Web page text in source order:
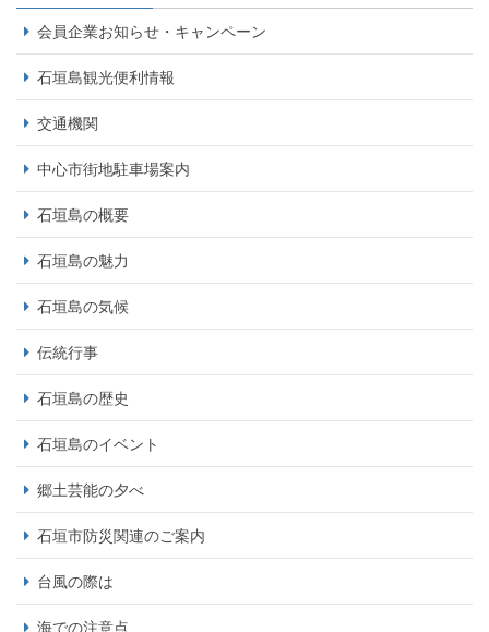
会員企業お知らせ・キャンペーン
石垣島観光便利情報
交通機関
中心市街地駐車場案内
石垣島の概要
石垣島の魅力
石垣島の気候
伝統行事
石垣島の歴史
石垣島のイベント
郷土芸能の夕べ
石垣市防災関連のご案内
台風の際は
海での注意点